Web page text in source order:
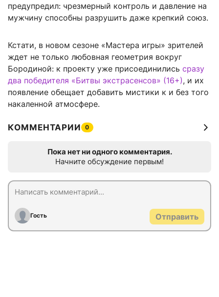
предупредил: чрезмерный контроль и давление на
мужчину способны разрушить даже крепкий союз.
Кстати, в новом сезоне «Мастера игры» зрителей
ждет не только любовная геометрия вокруг
Бородиной: к проекту уже присоединились сразу
два победителя «Битвы экстрасенсов» (16+), и их
появление обещает добавить мистики к и без того
накаленной атмосфере.
КОММЕНТАРИИ 0
Пока нет ни одного комментария.
Начните обсуждение первым!
Гость Отправить